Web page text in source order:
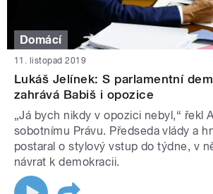
Domácí
11. listopad 2019
Lukáš Jelínek: S parlamentní
zahrává Babiš i opozice
„Já bych nikdy v opozici nebyl,“ řekl
sobotnímu Právu. Předseda vlády a
postaral o stylový vstup do týdne, v
návrat k demokracii.